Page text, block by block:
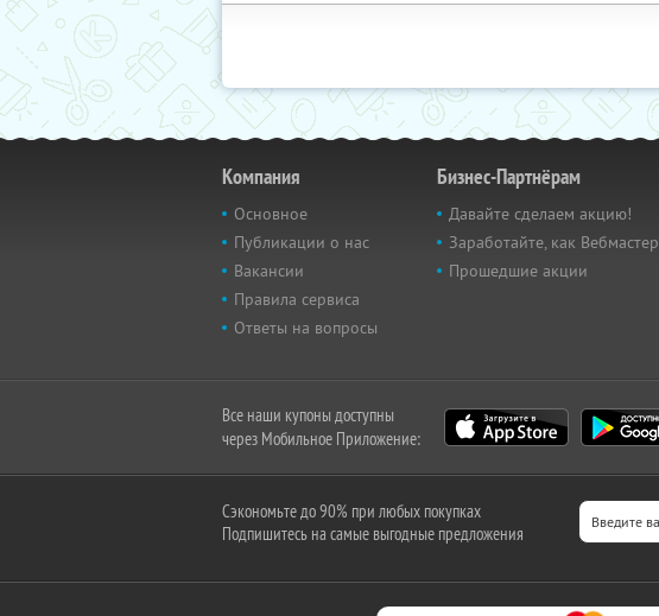
Компания
Основное
Публикации о нас
Вакансии
Правила сервиса
Ответы на вопросы
Бизнес-Партнёрам
Давайте сделаем акцию!
Заработайте, как Вебмастер
Прошедшие акции
Все наши купоны доступны
через Мобильное Приложение:
Сэкономьте до 90% при любых покупках
Подпишитесь на самые выгодные предложения